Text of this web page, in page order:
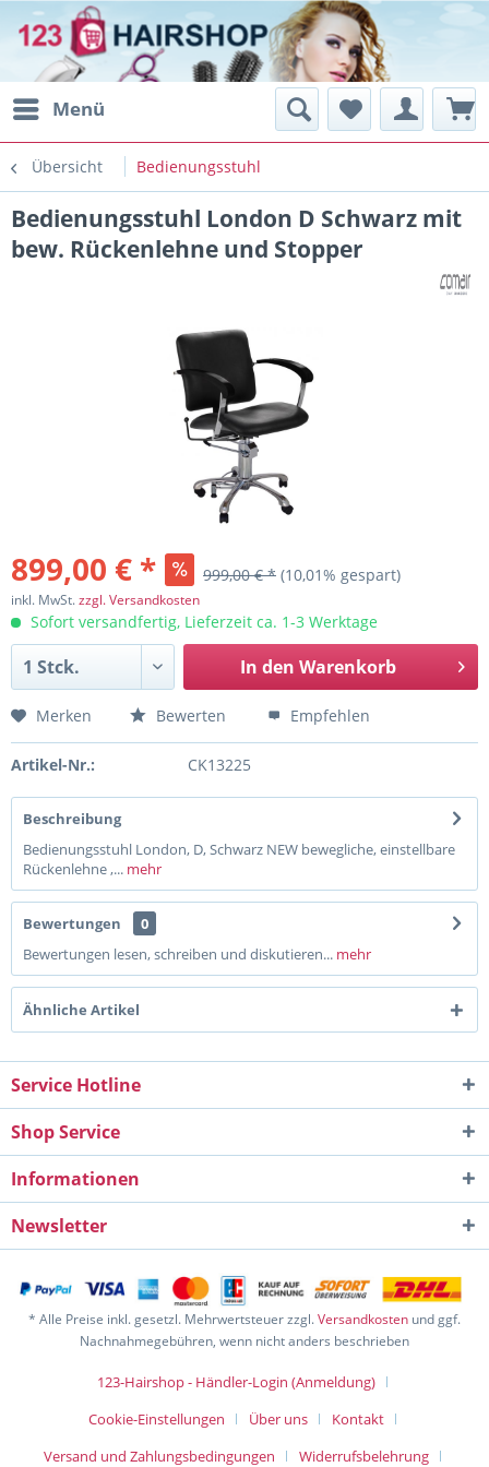
Menü
Übersicht Bedienungsstuhl
Bedienungsstuhl London D Schwarz mit
bew. Rückenlehne und Stopper
899,00 € * 999,00 € * (10,01% gespart)
inkl. MwSt.zzgl. Versandkosten
Sofort versandfertig, Lieferzeit ca. 1-3 Werktage
In den Warenkorb
Merken Bewerten Empfehlen
Artikel-Nr.: CK13225
Beschreibung
Bedienungsstuhl London, D, Schwarz NEW bewegliche, einstellbare
Rückenlehne ,... mehr
Bewertungen
0
Bewertungen lesen, schreiben und diskutieren... mehr
Ähnliche Artikel
Service Hotline
Shop Service
Informationen
Newsletter
* Alle Preise inkl. gesetzl. Mehrwertsteuer zzgl.Versandkosten und ggf.
Nachnahmegebühren, wenn nicht anders beschrieben
123-Hairshop - Händler-Login (Anmeldung)
Cookie-Einstellungen
Über uns
Kontakt
Versand und Zahlungsbedingungen
Widerrufsbelehrung